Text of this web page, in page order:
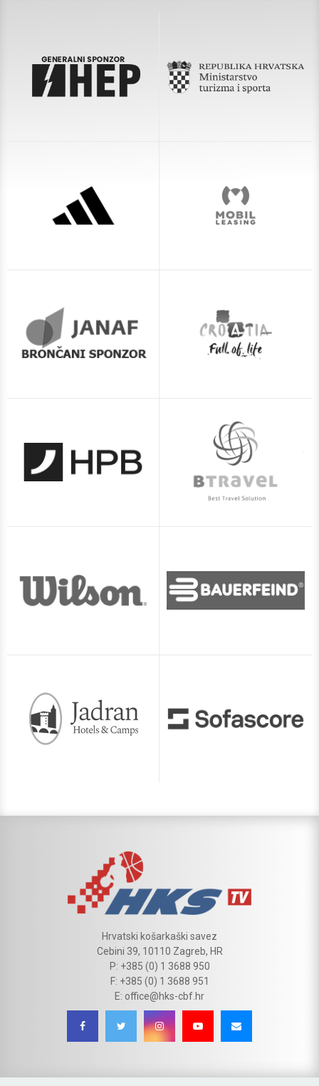
Hrvatski košarkaški savez
Cebini 39, 10110 Zagreb, HR
P: +385 (0) 1 3688 950
F: +385 (0) 1 3688 951
E: office@hks-cbf.hr